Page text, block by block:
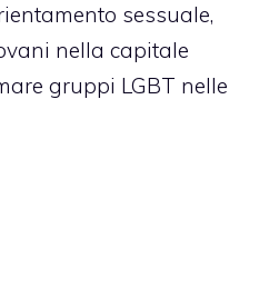
sessuale,
nella capitale
gruppi LGBT nelle